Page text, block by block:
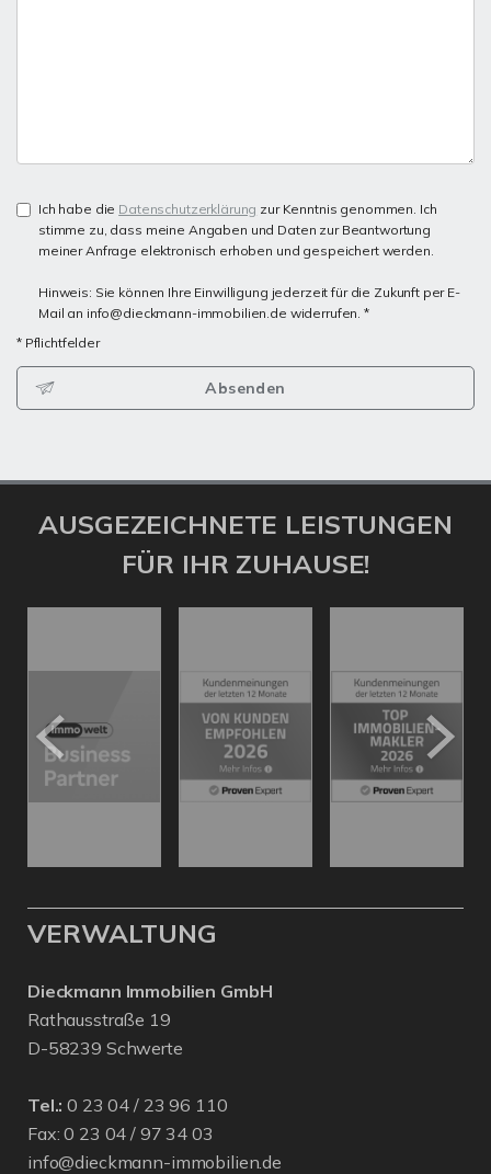
Ich habe die Datenschutzerklärung zur Kenntnis genommen. Ich
stimme zu, dass meine Angaben und Daten zur Beantwortung
meiner Anfrage elektronisch erhoben und gespeichert werden.
Hinweis: Sie können Ihre Einwilligung jederzeit für die Zukunft per E-
Mail an info@dieckmann-immobilien.de widerrufen. *
* Pflichtfelder
Absenden
AUSGEZEICHNETE LEISTUNGEN
FÜR IHR ZUHAUSE!
VERWALTUNG
Dieckmann Immobilien GmbH
Rathausstraße 19
D-58239 Schwerte
Tel.: 0 23 04 / 23 96 110
Fax: 0 23 04 / 97 34 03
info@dieckmann-immobilien.de